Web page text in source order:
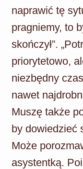
naprawić tę
pragniemy, to
skończył”.
priorytetowo,
niezbędny
nawet
Muszę także
by dowiedzieć
Może
asystentką.